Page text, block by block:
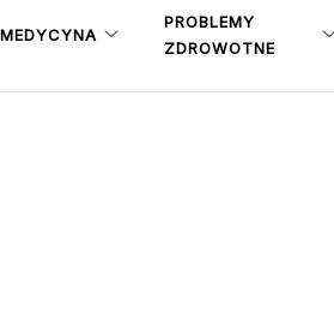
MEDYCYNA
PROBLEMY
ZDROWOTNE